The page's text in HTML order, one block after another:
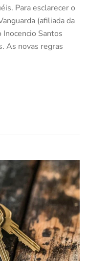
Para esclarecer o
(afiliada da
Santos
As novas regras